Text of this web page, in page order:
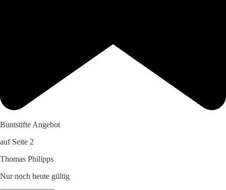
Buntstifte Angebot
auf Seite 2
Thomas Philipps
Nur noch heute gültig